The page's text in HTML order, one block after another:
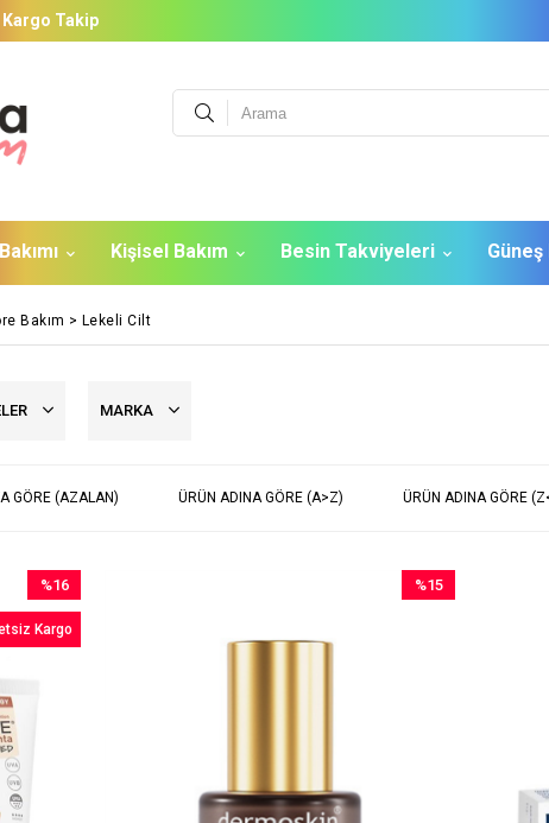
Kargo Takip
Kişisel Bakım Besin Takviyeleri
Bakım > Lekeli Cilt
MARKA
GÖRE (AZALAN) ÜRÜN ADINA GÖRE (A>Z) ÜRÜN ADINA GÖRE
%16
İndirim
%16İndirim
Kargo
%15